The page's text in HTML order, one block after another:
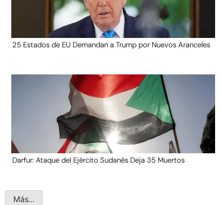
25 Estados de EU Demandan a Trump por Nuevos Aranceles
Darfur: Ataque del Ejército Sudanés Deja 35 Muertos
Más...